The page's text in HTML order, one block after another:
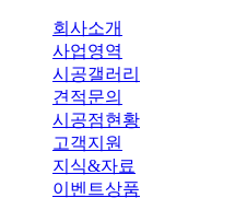
회사소개
사업영역
시공갤러리
견적문의
시공점현황
고객지원
지식&자료
이벤트상품